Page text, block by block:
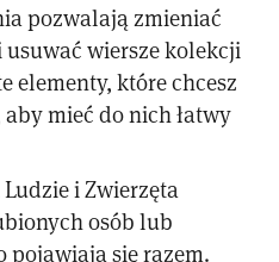
pozwalają zmieniać
wiersze kolekcji
elementy, które chcesz
mieć do nich łatwy
i Zwierzęta
osób lub
pojawiają się razem.